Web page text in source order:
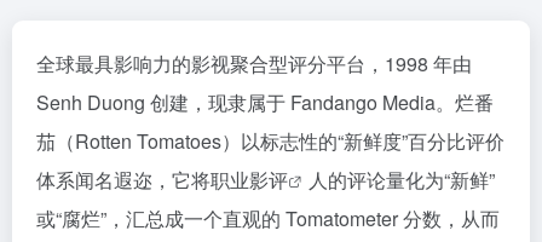
全球最具影响力的影视聚合型评分平台，1998 年由
Senh Duong 创建，现隶属于 Fandango Media。烂番
茄（Rotten Tomatoes）以标志性的“新鲜度”百分比评价
体系闻名遐迩，它将职业影评
人的评论量化为“新鲜”
或“腐烂”，汇总成一个直观的 Tomatometer 分数，从而